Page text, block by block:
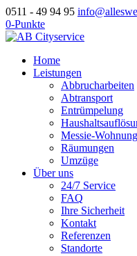
0511 - 49 94 95
0-Punkte
Home
Leistungen
Abbrucharbeiten
Abtransport
Entrümpelung
Messie-
Räumungen
Umzüge
Über uns
24/7 Service
FAQ
Ihre Sicherheit
Kontakt
Referenzen
Standorte